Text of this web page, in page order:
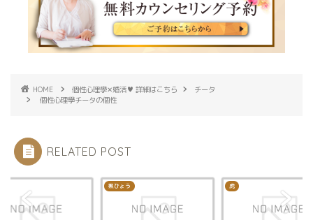
HOME 個性心理學✕婚活♥ 詳細はこちら
チータ
個性心理學チータの個性
RELATED POST
黒ひょう 虎